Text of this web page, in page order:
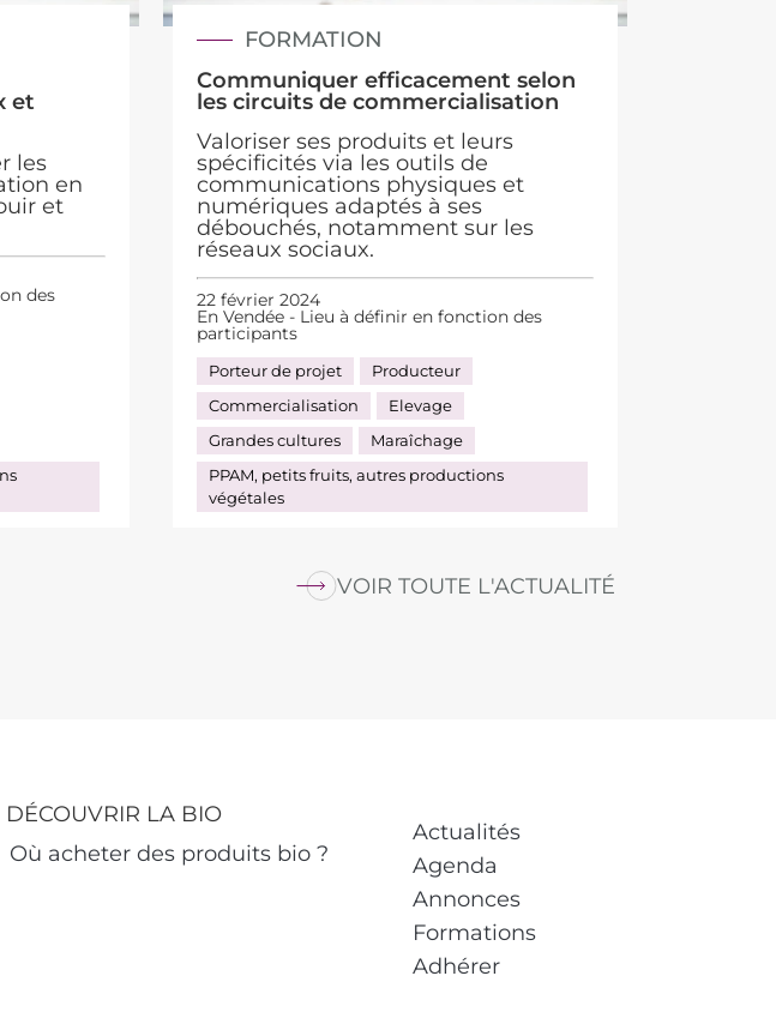
et
les
en
et
des
FORMATION
Communiquer efficacement selon
les circuits de commercialisation
Valoriser ses produits et leurs
spécificités via les outils de
communications physiques et
numériques adaptés à ses
débouchés, notamment sur les
réseaux sociaux.
22 février 2024
En Vendée - Lieu à définir en fonction des
participants
Porteur de projet
Producteur
Commercialisation
Elevage
Grandes cultures
Maraîchage
PPAM, petits fruits, autres productions
végétales
VOIR TOUTE L'ACTUALITÉ
DÉCOUVRIR LA BIO
Où acheter des produits bio ?
Actualités
Agenda
Annonces
Formations
Adhérer